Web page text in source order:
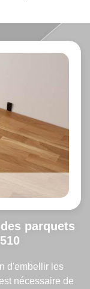
parquets
d'embellir les
nécessaire de